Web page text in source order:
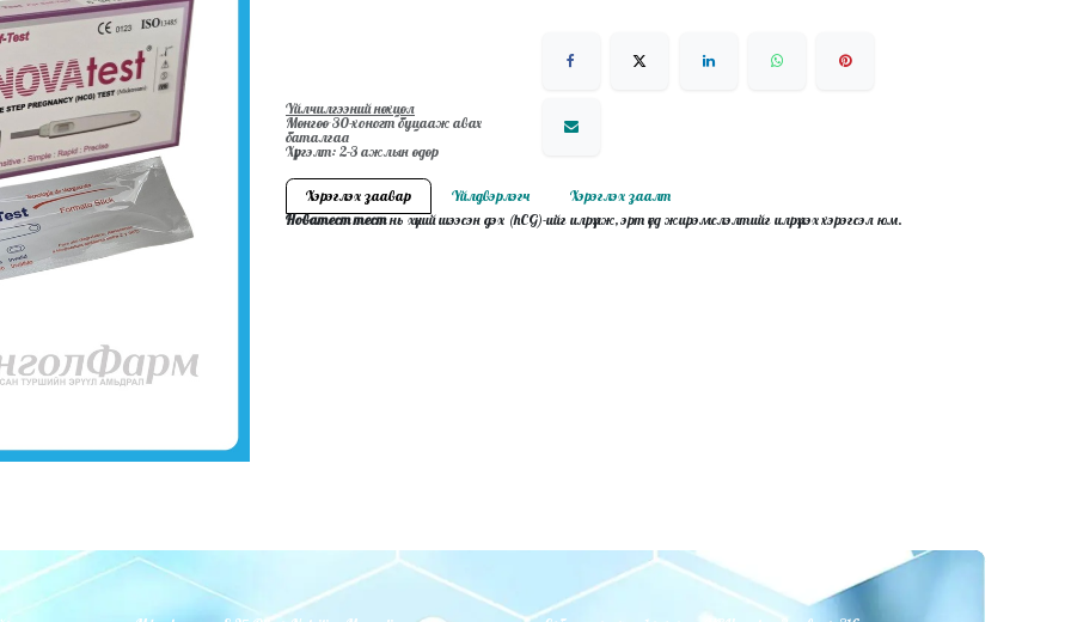
Үйлчилгээний нөхцөл
Мөнгөө 30-хоногт буцааж авах
баталгаа
Хүргэлт: 2-3 ажлын өдөр
Хэрэглэх заавар Үйлдвэрлэгч
Хэрэглэх заалт
Новатест тестнь хүний ​​​​шээсэн дэх (hCG)-ийг илрүүлж, эрт үед жирэмслэлтийг илрүүлэх хэрэгсэл юм.